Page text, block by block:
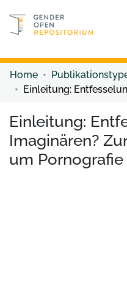
Discover content
Home
Einleitung:
Imaginären?
um Pornografie